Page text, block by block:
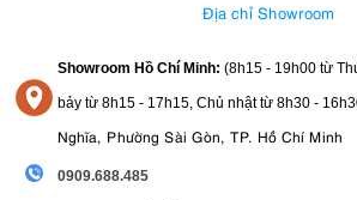
Địa chỉ Showroom
Showroom Hồ Chí Minh: (8h15 - 19h00 từ
bảy từ 8h15 - 17h15, Chủ nhật từ 8h30 -
Nghĩa, Phường Sài Gòn, TP. Hồ Chí Minh
0909.688.485